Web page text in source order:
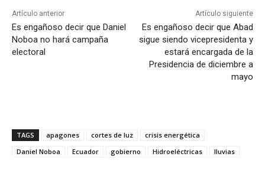
Artículo anterior
Es engañoso decir que Daniel
Noboa no hará campaña
electoral
Artículo siguiente
Es engañoso decir que Abad
sigue siendo vicepresidenta y
estará encargada de la
Presidencia de diciembre a
mayo
TAGS apagones cortes de luz
crisis energética
Daniel Noboa
Ecuador gobierno Hidroeléctricas lluvias